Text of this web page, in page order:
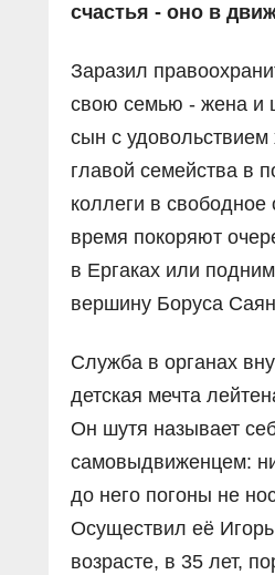
счастья - оно в
Заразил
свою семью - жена и
сын с удовольствием
главой семейства в
коллеги в свободное
время покоряют
в Ергаках или
вершину Боруса
Служба в органах
детская мечта
Он шутя называет
самовыдвиженцем:
до него погоны не
Осуществил её
возрасте, в 35 лет,